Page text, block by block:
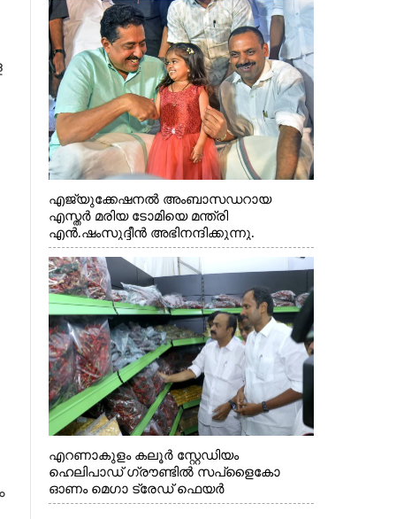
എജ്യുക്കേഷനൽ അംബാസഡറായ
എസ്തർ മരിയ ടോമിയെ മന്ത്രി
എൻ.ഷംസുദ്ദീൻ അഭിനന്ദിക്കുന്നു.
എറണാകുളം കലൂർ സ്റ്റേഡിയം
ഹെലിപാഡ് ഗ്രൗണ്ടിൽ സപ്ളൈകോ
ഓണം മെഗാ ട്രേഡ് ഫെയർ
സംസ്ഥാനതല ഉദ്ഘാടനം നിർവഹിച്ച്
×